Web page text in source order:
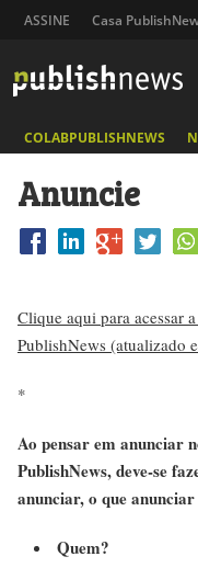
ASSINE Casa
COLABPUBLISHNEWS
Anuncie
Clique aqui para acessar
PublishNews (atualizado
*
Ao pensar em anunciar
PublishNews, deve-se
anunciar, o que
Quem?